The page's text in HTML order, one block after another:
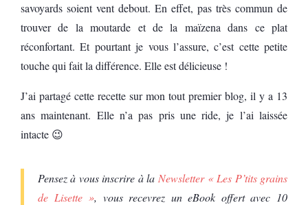
savoyards soient vent debout. En effet, pas très commun de
trouver de la moutarde et de la maïzena dans ce plat
réconfortant. Et pourtant je vous l’assure, c’est cette petite
touche qui fait la différence. Elle est délicieuse !
J’ai partagé cette recette sur mon tout premier blog, il y a 13
ans maintenant. Elle n’a pas pris une ride, je l’ai laissée
intacte 😉
Pensez à vous inscrire à la Newsletter « Les P’tits grains
de Lisette », vous recevrez un eBook offert avec 10